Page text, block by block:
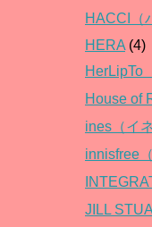
HACCI（
HERA(4)
HerLipTo
House of
ines（イ
innisfree
JILL